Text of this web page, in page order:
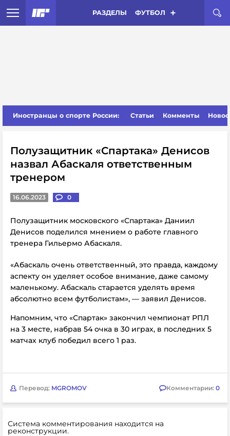
РАЗДЕЛЫ ФУТБОЛ
Иностранцы о спорте России: Статьи Комменты
Полузащитник «Спартака» Денисов
назвал Абаскаля ответственным
тренером
16.06.2023 0
Полузащитник московского «Спартака» Даниил
Денисов поделился мнением о работе главного
тренера Гильермо Абаскаля.
«Абаскаль очень ответственный, это правда, каждому
аспекту он уделяет особое внимание, даже самому
маленькому. Абаскаль старается уделять время
абсолютно всем футболистам», — заявил Денисов.
Напомним, что «Спартак» закончил чемпионат РПЛ
на 3 месте, набрав 54 очка в 30 играх, в последних 5
матчах клуб победил всего 1 раз.
Перевод: MGROMOV Комментарии: 0
Система комментирования находится на
реконструкции.